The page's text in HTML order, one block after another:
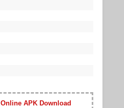
APK Download